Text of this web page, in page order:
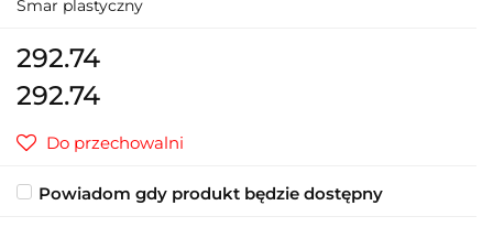
Smar plastyczny
292.74
292.74
Do przechowalni
Powiadom gdy produkt będzie dostępny